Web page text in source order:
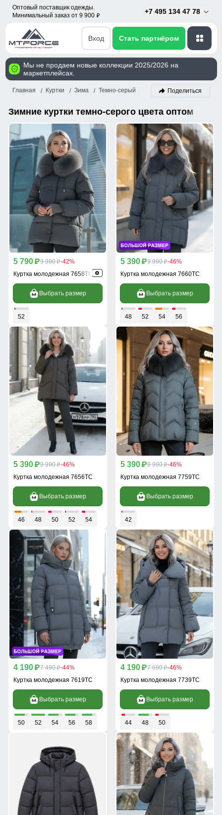
Оптовый поставщик одежды.
Минимальный заказ от 9 900 p
+7 495 134 47 78
Вход Стать партнёром
Мы не продаем новые коллекции 2025/2026 на
маркетплейсах.
Главная Куртки Зима Темно-серый Поделиться
Зимние куртки темно-серого цвета оптом
5 790 p9 990 p-42%
Куртка молодежная 7658TC
Выбрать размер
52
5 390 p9 990 p-46%
Куртка молодежная 7660TC
Выбрать размер
48 52 54 56
5 390 p9 990 p-46%
Куртка молодежная 7656TC
Выбрать размер
46 48 50 52 54
5 390 p9 990 p-46%
Куртка молодежная 7759TC
Выбрать размер
42
4 190 p7 490 p-44%
Куртка молодежная 7619TC
Выбрать размер
50 52 54 56 58
4 190 p7 690 p-46%
Куртка молодежная 7739TC
Выбрать размер
44 48 50